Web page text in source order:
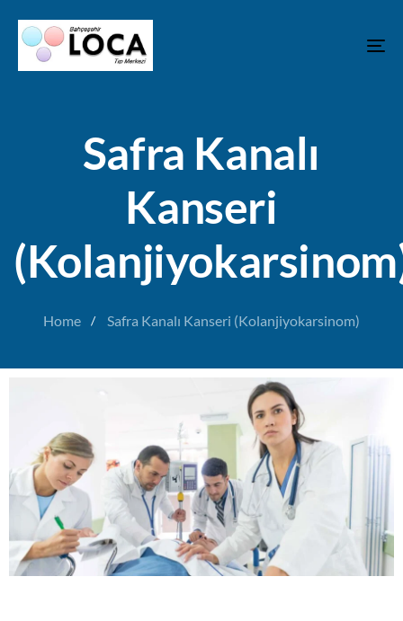
Safra Kanalı
Kanseri
Home Safra Kanalı Kanseri (Kolanjiyokarsinom)